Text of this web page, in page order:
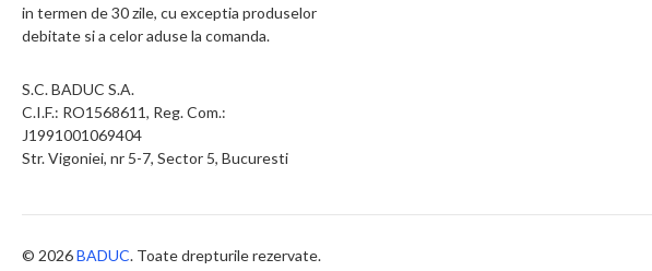
in termen de 30 zile, cu exceptia produselor
debitate si a celor aduse la comanda.
S.C. BADUC S.A.
C.I.F.: RO1568611, Reg. Com.:
J1991001069404
Str. Vigoniei, nr 5-7, Sector 5, Bucuresti
© 2026BADUC. Toate drepturile rezervate.